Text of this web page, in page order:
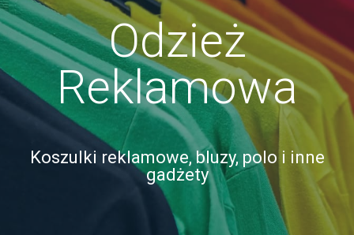
Odzież
Reklamowa
Koszulki reklamowe, bluzy, polo i inne
gadżety